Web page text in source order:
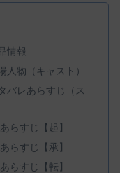
情報
人物（キャスト）
バレあらすじ（ス
らすじ【起】
らすじ【承】
らすじ【転】